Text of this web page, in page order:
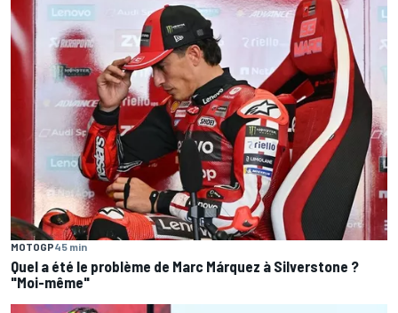
MOTOGP45 min
Quel a été le problème de Marc Márquez à Silverstone ?
"Moi-même"